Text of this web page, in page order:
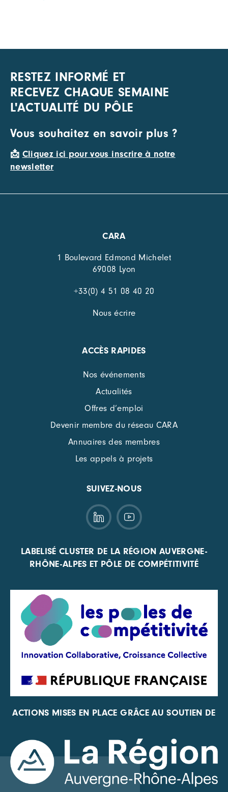
RESTEZ INFORMÉ ET
RECEVEZ CHAQUE SEMAINE
L'ACTUALITÉ DU PÔLE
Vous souhaitez en savoir plus ?
📩 Cliquez ici pour vous inscrire à notre
newsletter
CARA
1 Boulevard Edmond Michelet
69008 Lyon
+33(0) 4 51 08 40 20
Nous écrire
ACCÈS RAPIDES
Nos événements
Actualités
Offres d’emploi
Devenir membre du réseau CARA
Annuaires des membres
Les appels à projets
SUIVEZ-NOUS
LABELISÉ CLUSTER DE LA RÉGION AUVERGNE-
RHÔNE-ALPES ET PÔLE DE COMPÉTITIVITÉ
ACTIONS MISES EN PLACE GRÂCE AU SOUTIEN DE